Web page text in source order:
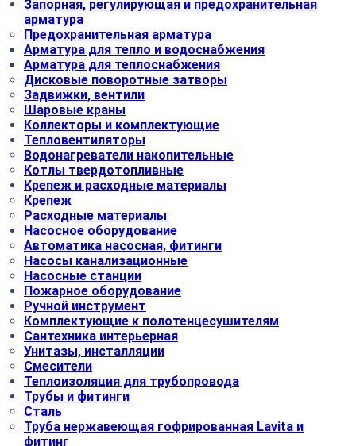
Запорная, регулирующая и предохранительная
арматура
Предохранительная арматура
Арматура для тепло и водоснабжения
Арматура для теплоснабжения
Дисковые поворотные затворы
Задвижки, вентили
Шаровые краны
Коллекторы и комплектующие
Тепловентиляторы
Водонагреватели накопительные
Котлы твердотопливные
Крепеж и расходные материалы
Крепеж
Расходные материалы
Насосное оборудование
Автоматика насосная, фитинги
Насосы канализационные
Насосные станции
Пожарное оборудование
Ручной инструмент
Комплектующие к полотенцесушителям
Сантехника интерьерная
Унитазы, инсталляции
Смесители
Теплоизоляция для трубопровода
Трубы и фитинги
Сталь
Труба нержавеющая гофрированная Lavita и
фитинг